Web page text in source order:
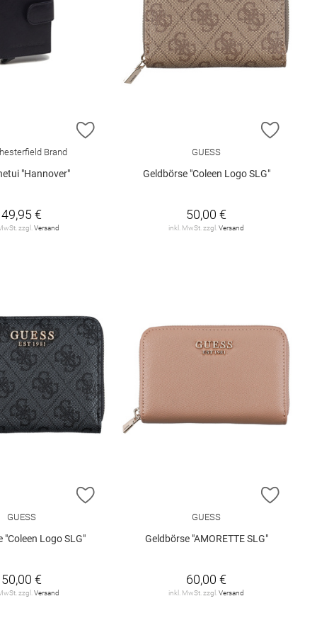
HINZUFÜGEN
Brand
"Hannover"
49,95 €
zzgl.Versand
ZUR
GUESS
Geldbörse "Coleen Logo SLG"
50,00 €
inkl. MwSt. zzgl.Versand
HINZUFÜGEN
GUESS
"Coleen Logo SLG"
50,00 €
zzgl.Versand
ZUR
GUESS
Geldbörse "AMORETTE SLG"
60,00 €
inkl. MwSt. zzgl.Versand